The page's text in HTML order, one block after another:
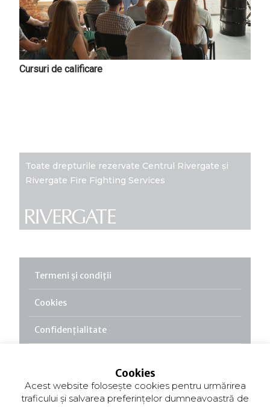
Cursuri de calificare
Toate drepturile rezervate Centrul Rivergate și
Rivergate Fire Fighting Services
Termeni și condiții
Cookies
Confidențialitate
Contact
Cookies
Acest website folosește cookies pentru urmărirea
traficului și salvarea preferințelor dumneavoastră de